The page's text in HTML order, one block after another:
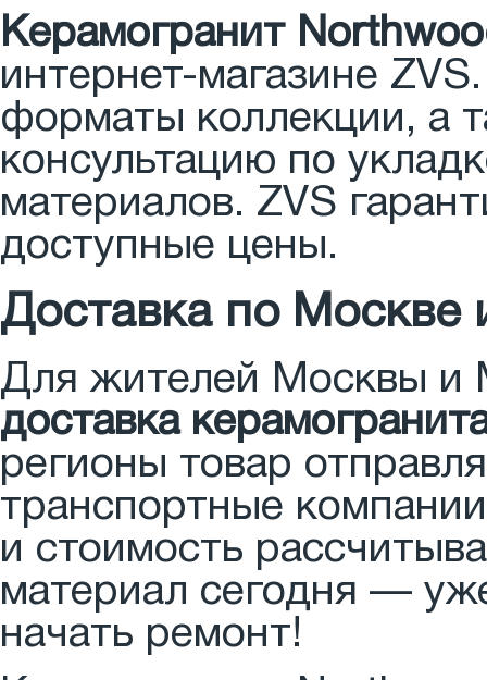
Керамогранит
интернет-магазине
форматы коллекции, а
консультацию по
материалов. ZVS
доступные цены.
Доставка по Москве
Для жителей Москвы и
доставка
регионы товар
транспортные
и стоимость
материал сегодня —
начать ремонт!